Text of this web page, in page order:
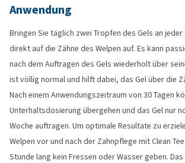
Anwendung
Bringen Sie täglich zwei Tropfen des Gels an jeder
direkt auf die Zähne des Welpen auf. Es kann
nach dem Auftragen des Gels wiederholt über
ist völlig normal und hilft dabei, das Gel über die
Nach einem Anwendungszeitraum von 30 Tagen
Unterhaltsdosierung übergehen und das Gel nur
Woche auftragen. Um optimale Resultate zu
Welpen vor und nach der Zahnpflege mit Clean
Stunde lang kein Fressen oder Wasser geben.